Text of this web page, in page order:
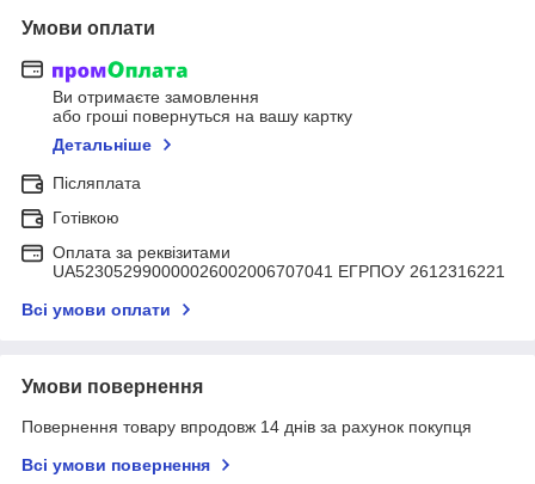
Умови оплати
Ви отримаєте замовлення
або гроші повернуться на вашу картку
Детальніше
Післяплата
Готівкою
Оплата за реквізитами
UA523052990000026002006707041 ЕГРПОУ 2612316221
Всі умови оплати
Умови повернення
Повернення товару впродовж 14 днів за рахунок покупця
Всі умови повернення